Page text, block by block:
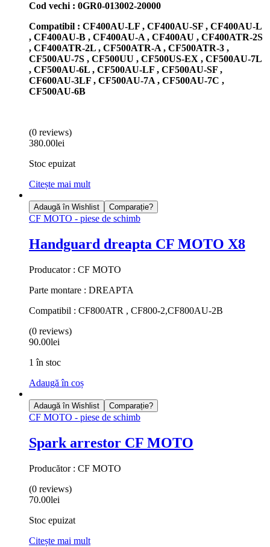
Cod vechi : 0GR0-013002-20000
Compatibil : CF400AU-LF , CF400AU-SF , CF400AU-L
, CF400AU-B , CF400AU-A , CF400AU , CF400ATR-2S
, CF400ATR-2L , CF500ATR-A , CF500ATR-3 ,
CF500AU-7S , CF500UU , CF500US-EX , CF500AU-7L
, CF500AU-6L , CF500AU-LF , CF500AU-SF ,
CF600AU-3LF , CF500AU-7A , CF500AU-7C ,
CF500AU-6B
(0 reviews)
380.00lei
Stoc epuizat
Citește mai mult
Adaugă în Wishlist Comparație?
CF MOTO - piese de schimb
Handguard dreapta CF MOTO X8
Producator : CF MOTO
Parte montare : DREAPTA
Compatibil : CF800ATR , CF800-2,CF800AU-2B
(0 reviews)
90.00lei
1 în stoc
Adaugă în coș
Adaugă în Wishlist Comparație?
CF MOTO - piese de schimb
Spark arrestor CF MOTO
Producător : CF MOTO
(0 reviews)
70.00lei
Stoc epuizat
Citește mai mult